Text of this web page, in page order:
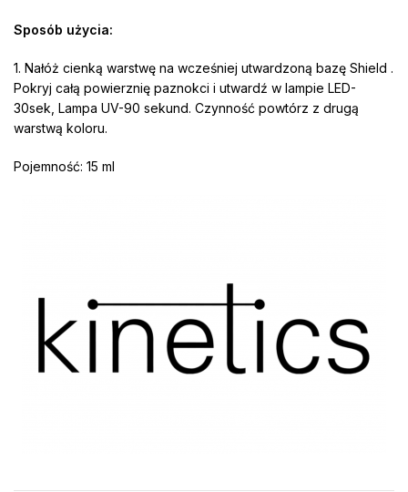
Sposób użycia:
1. Nałóż cienką warstwę na wcześniej utwardzoną bazę Shield .
Pokryj całą powierznię paznokci i utwardź w lampie LED-
30sek, Lampa UV-90 sekund. Czynność powtórz z drugą
warstwą koloru.
Pojemność: 15 ml